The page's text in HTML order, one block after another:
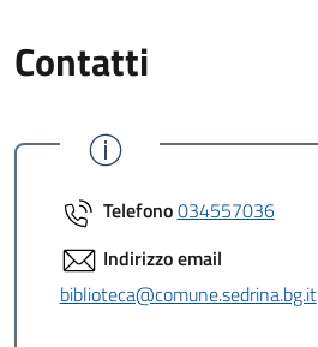
Contatti
Telefono034557036
Indirizzo email
biblioteca@comune.sedrina.bg.it